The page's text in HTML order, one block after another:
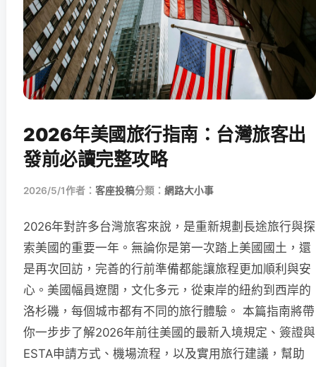
2026年美國旅行指南：台灣旅客出
發前必讀完整攻略
2026/5/1作者： 客座投稿分類： 網路大小事
2026年對許多台灣旅客來說，是重新規劃長途旅行與探
索美國的重要一年。無論你是第一次踏上美國國土，還
是再次回訪，完善的行前準備都能讓旅程更加順利與安
心。美國幅員遼闊，文化多元，從東岸的紐約到西岸的
洛杉磯，每個城市都有不同的旅行體驗。 本篇指南將帶
你一步步了解2026年前往美國的最新入境規定、簽證與
ESTA申請方式、機場流程，以及實用旅行建議，幫助